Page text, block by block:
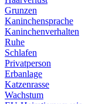
Grunzen
Kaninchensprache
Kaninchenverhalten
Ruhe
Schlafen
Privatperson
Erbanlage
Katzenrasse
Wachstum